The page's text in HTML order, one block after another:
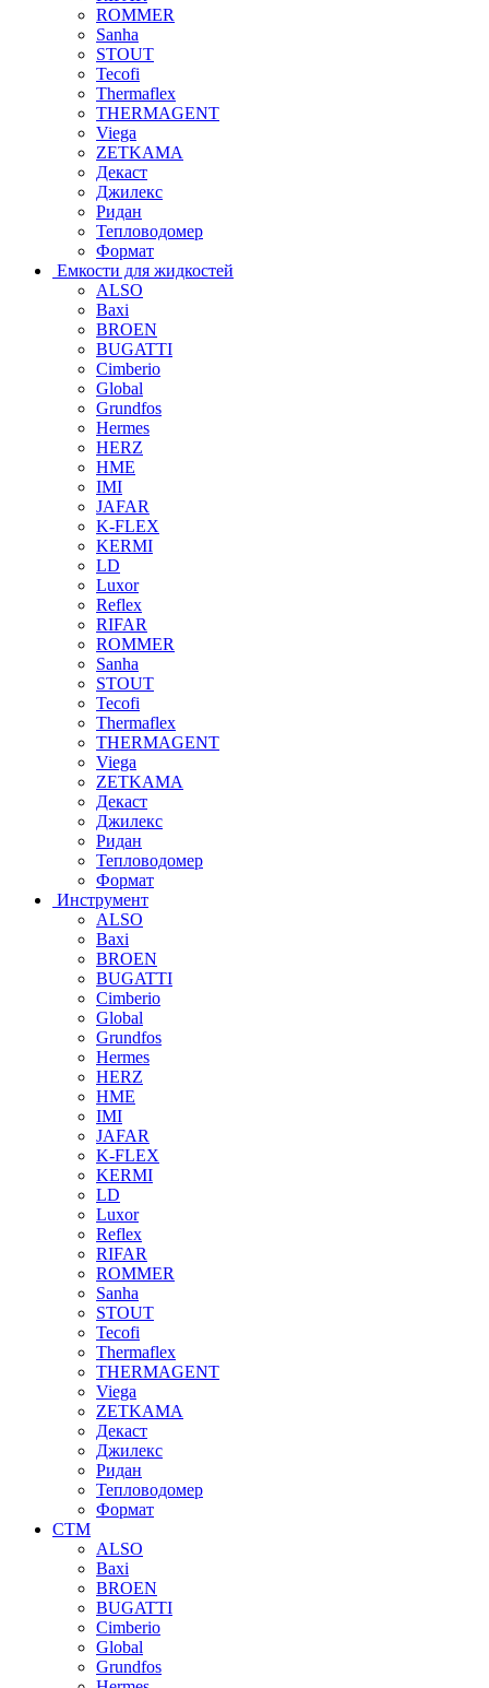
ROMMER
Sanha
STOUT
Tecofi
Thermaflex
THERMAGENT
Viega
ZETKAMA
Декаст
Джилекс
Ридан
Тепловодомер
Формат
Емкости для жидкостей
ALSO
Baxi
BROEN
BUGATTI
Cimberio
Global
Grundfos
Hermes
HERZ
HME
IMI
JAFAR
K-FLEX
KERMI
LD
Luxor
Reflex
RIFAR
ROMMER
Sanha
STOUT
Tecofi
Thermaflex
THERMAGENT
Viega
ZETKAMA
Декаст
Джилекс
Ридан
Тепловодомер
Формат
Инструмент
ALSO
Baxi
BROEN
BUGATTI
Cimberio
Global
Grundfos
Hermes
HERZ
HME
IMI
JAFAR
K-FLEX
KERMI
LD
Luxor
Reflex
RIFAR
ROMMER
Sanha
STOUT
Tecofi
Thermaflex
THERMAGENT
Viega
ZETKAMA
Декаст
Джилекс
Ридан
Тепловодомер
Формат
СТМ
ALSO
Baxi
BROEN
BUGATTI
Cimberio
Global
Grundfos